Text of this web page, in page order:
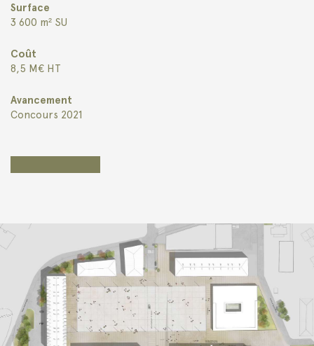
Surface
3 600 m² SU
Coût
8,5 M€ HT
Avancement
Concours 2021